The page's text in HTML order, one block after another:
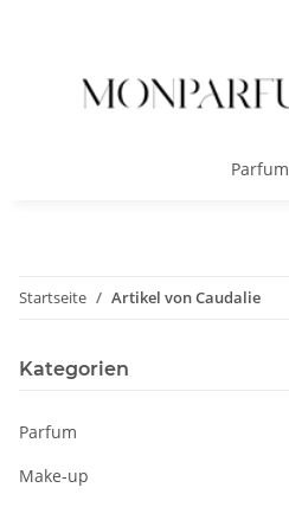
Parfum
Startseite Artikel von Caudalie
Kategorien
Parfum
Make-up